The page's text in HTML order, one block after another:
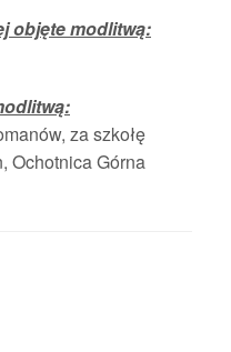
objęte modlitwą:
za szkołę
Ochotnica Górna